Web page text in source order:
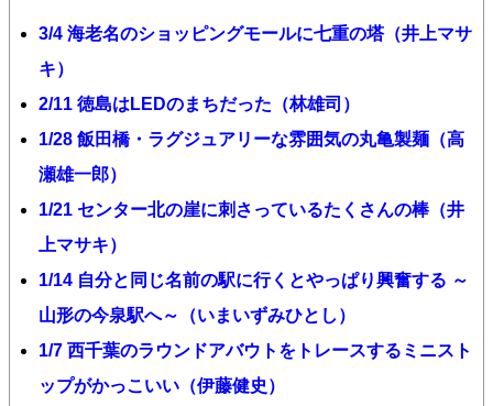
3/4 海老名のショッピングモールに七重の塔（井上マサ
キ）
2/11 徳島はLEDのまちだった（林雄司）
1/28 飯田橋・ラグジュアリーな雰囲気の丸亀製麺（高
瀬雄一郎）
1/21 センター北の崖に刺さっているたくさんの棒（井
上マサキ）
1/14 自分と同じ名前の駅に行くとやっぱり興奮する ～
山形の今泉駅へ～（いまいずみひとし）
1/7 西千葉のラウンドアバウトをトレースするミニスト
ップがかっこいい（伊藤健史）